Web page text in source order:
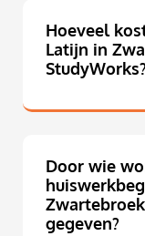
Hoeveel
Latijn in
StudyWorks?
Door wie
gegeven?